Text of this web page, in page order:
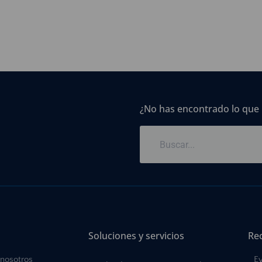
¿No has encontrado lo
Soluciones y servicios